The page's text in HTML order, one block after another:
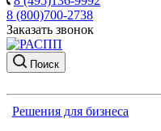
8 (800)700-2738
Заказать звонок
Поиск
Решения для бизнеса